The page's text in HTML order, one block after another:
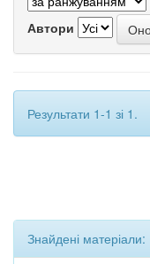
Автори
Результати 1-1 зі 1.
Знайдені матеріали: